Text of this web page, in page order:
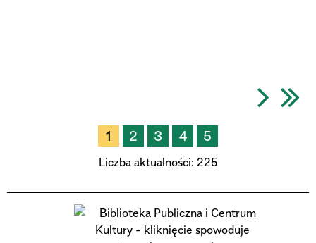
1 2 3 4 5
Liczba aktualności: 225